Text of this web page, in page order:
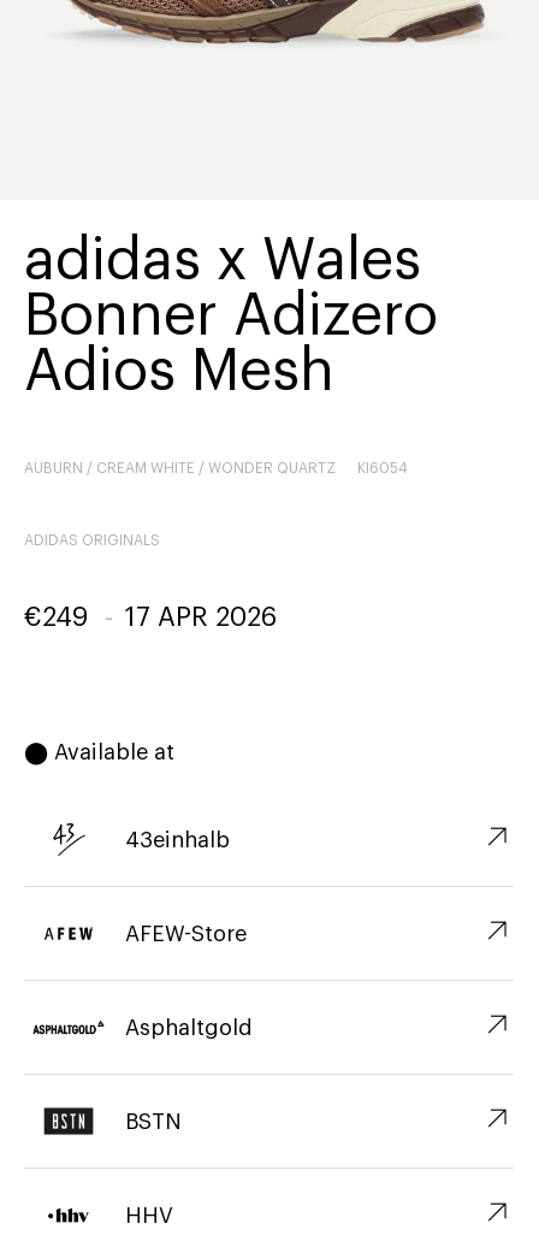
adidas x Wales
Bonner Adizero
Adios Mesh
AUBURN / CREAM WHITE / WONDER QUARTZ KI6054
ADIDAS ORIGINALS
€249 - 17 APR 2026
⬤ Available at
43einhalb ↗︎
AFEW-Store ↗︎
Asphaltgold ↗︎
BSTN ↗︎
HHV ↗︎